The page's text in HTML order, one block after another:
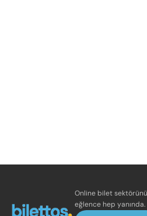
Online bilet
eğlence hep yanında.